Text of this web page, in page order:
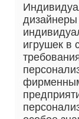
дизайнеры
игрушек в